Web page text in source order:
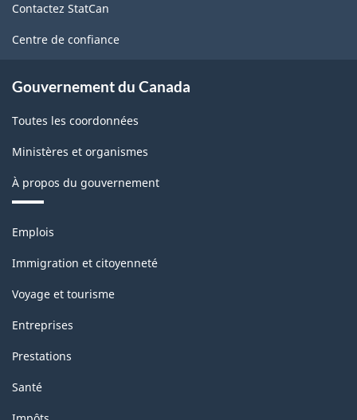
ce
site
Contactez StatCan
Centre de confiance
Gouvernement du Canada
Toutes les coordonnées
Ministères et organismes
À propos du gouvernement
Thèmes
sujets
Emplois
Immigration et citoyenneté
Voyage et tourisme
Entreprises
Prestations
Santé